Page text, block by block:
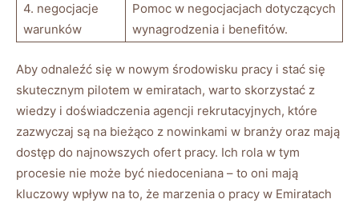
4. negocjacje
warunków
Pomoc w negocjacjach dotyczących
wynagrodzenia i benefitów.
Aby odnaleźć się w nowym środowisku pracy i stać się
skutecznym pilotem w emiratach, warto skorzystać z
wiedzy i doświadczenia agencji rekrutacyjnych, które
zazwyczaj są na bieżąco z nowinkami w branży oraz mają
dostęp do najnowszych ofert pracy. Ich rola w tym
procesie nie może być niedoceniana – to oni mają
kluczowy wpływ na to, że marzenia o pracy w Emiratach